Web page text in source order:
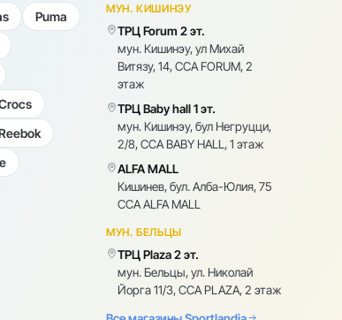
Puma
МУН. КИШИНЭУ
ТРЦ Forum 2 эт.
мун. Кишинэу, ул Михай
Витязу, 14, CCA FORUM, 2
этаж
ТРЦ Baby hall 1 эт.
мун. Кишинэу, бул Негруцци,
2/8, CCA BABY HALL, 1 этаж
ALFA MALL
Кишинев, бул. Алба-Юлия, 75
CCA ALFA MALL
МУН. БЕЛЬЦЫ
ТРЦ Plaza 2 эт.
мун. Бельцы, ул. Николай
Йорга 11/3, CCA PLAZA, 2 этаж